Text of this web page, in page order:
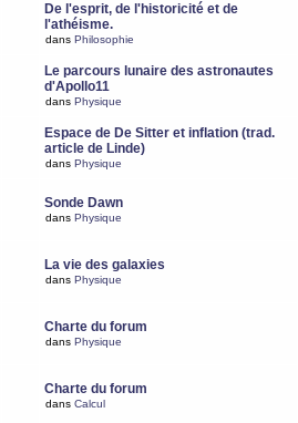
De l'esprit, de l'historicité et de
l'athéisme.
dans Philosophie
Le parcours lunaire des astronautes
d'Apollo11
dans Physique
Espace de De Sitter et inflation (trad.
article de Linde)
dans Physique
Sonde Dawn
dans Physique
La vie des galaxies
dans Physique
Charte du forum
dans Physique
Charte du forum
dans Calcul